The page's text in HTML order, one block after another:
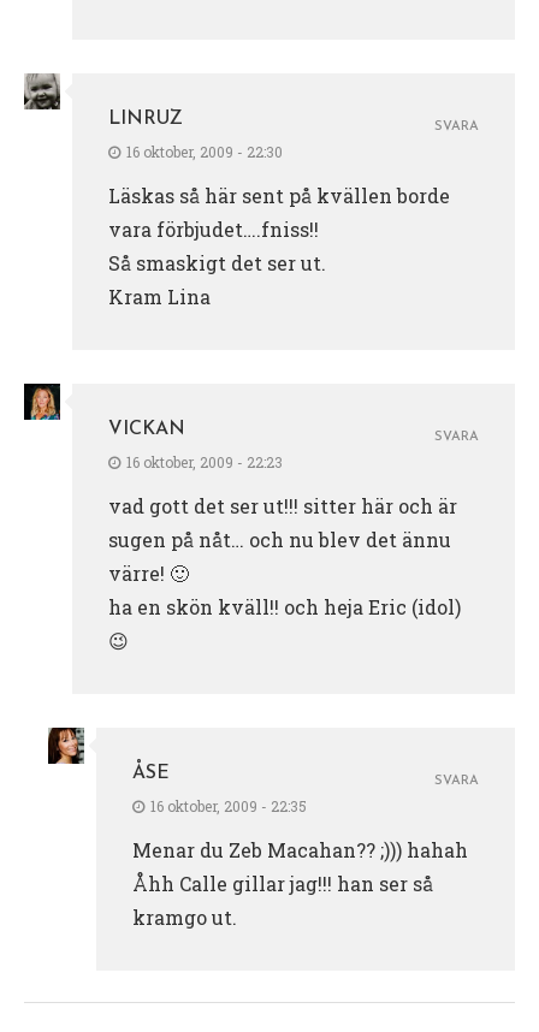
LINRUZ
16 oktober, 2009 - 22:30
Läskas så här sent på kvällen borde
vara förbjudet….fniss!!
Så smaskigt det ser ut.
Kram Lina
SVARA
VICKAN
16 oktober, 2009 - 22:23
vad gott det ser ut!!! sitter här och är
sugen på nåt… och nu blev det ännu
värre! 🙂
ha en skön kväll!! och heja Eric (idol)
😉
SVARA
ÅSE
16 oktober, 2009 - 22:35
Menar du Zeb Macahan?? ;))) hahah
Åhh Calle gillar jag!!! han ser så
kramgo ut.
SVARA